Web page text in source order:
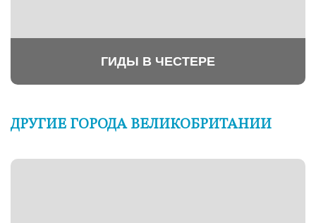
ГИДЫ В ЧЕСТЕРЕ
ДРУГИЕ ГОРОДА ВЕЛИКОБРИТАНИИ